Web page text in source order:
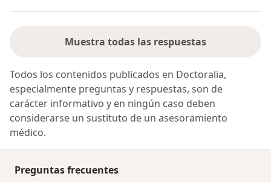
Muestra todas las respuestas
Todos los contenidos publicados en Doctoralia,
especialmente preguntas y respuestas, son de
carácter informativo y en ningún caso deben
considerarse un sustituto de un asesoramiento
médico.
Preguntas frecuentes